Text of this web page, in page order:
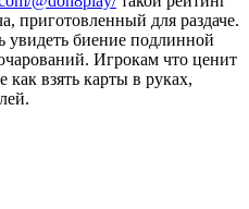
приготовленный для раздаче.
увидеть биение подлинной
Игрокам что ценит
как взять карты в руках,